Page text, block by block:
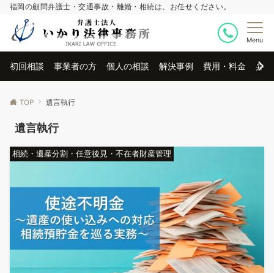
福岡の顧問弁護士・交通事故・離婚・相続は、お任せください。
Menu
初回相談 事業者の方 個人の相談 解決事例 費用・料金 弁
TOP 遺言執行
遺言執行
相続・遺産分割・任意後見・不在者財産管理